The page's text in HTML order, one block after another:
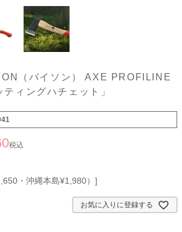
（バイソン） AXE PROFILINE
ィングハチェット」
税込
・沖縄本島¥1,980）
お気に入りに登録する